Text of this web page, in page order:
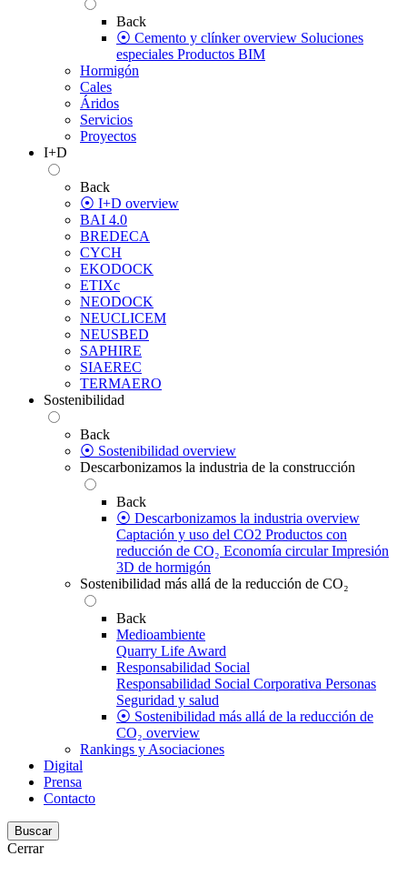
Back
⦿ Cemento y clínker overview Soluciones
especiales Productos BIM
Hormigón
Cales
Áridos
Servicios
Proyectos
I+D
Back
⦿ I+D overview
BAI 4.0
BREDECA
CYCH
EKODOCK
ETIXc
NEODOCK
NEUCLICEM
NEUSBED
SAPHIRE
SIAEREC
TERMAERO
Sostenibilidad
Back
⦿ Sostenibilidad overview
Descarbonizamos la industria de la construcción
Back
⦿ Descarbonizamos la industria overview
Captación y uso del CO2 Productos con
reducción de CO₂ Economía circular Impresión
3D de hormigón
Sostenibilidad más allá de la reducción de CO₂
Back
Medioambiente
Quarry Life Award
Responsabilidad Social
Responsabilidad Social Corporativa Personas
Seguridad y salud
⦿ Sostenibilidad más allá de la reducción de
CO₂ overview
Rankings y Asociaciones
Digital
Prensa
Contacto
Buscar
Cerrar